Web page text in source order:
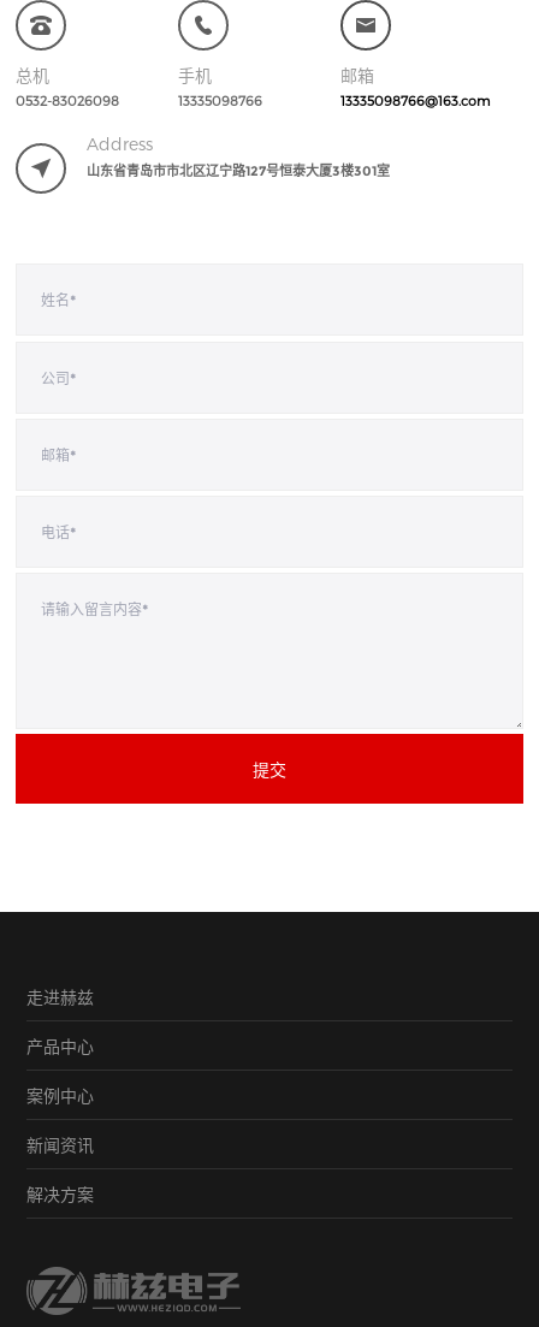
总机
0532-83026098
手机
13335098766
邮箱
13335098766@163.com
Address
山东省青岛市市北区辽宁路127号恒泰大厦3楼301室
走进赫兹
产品中心
案例中心
新闻资讯
解决方案